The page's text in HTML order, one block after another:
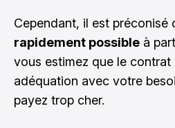
Cependant, il est préconisé
rapidement possible à
vous estimez que le contrat
adéquation avec votre
payez trop cher.